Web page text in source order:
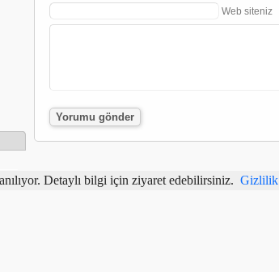
Web siteniz
Detaylı bilgi için ziyaret edebilirsiniz. Gizlilik